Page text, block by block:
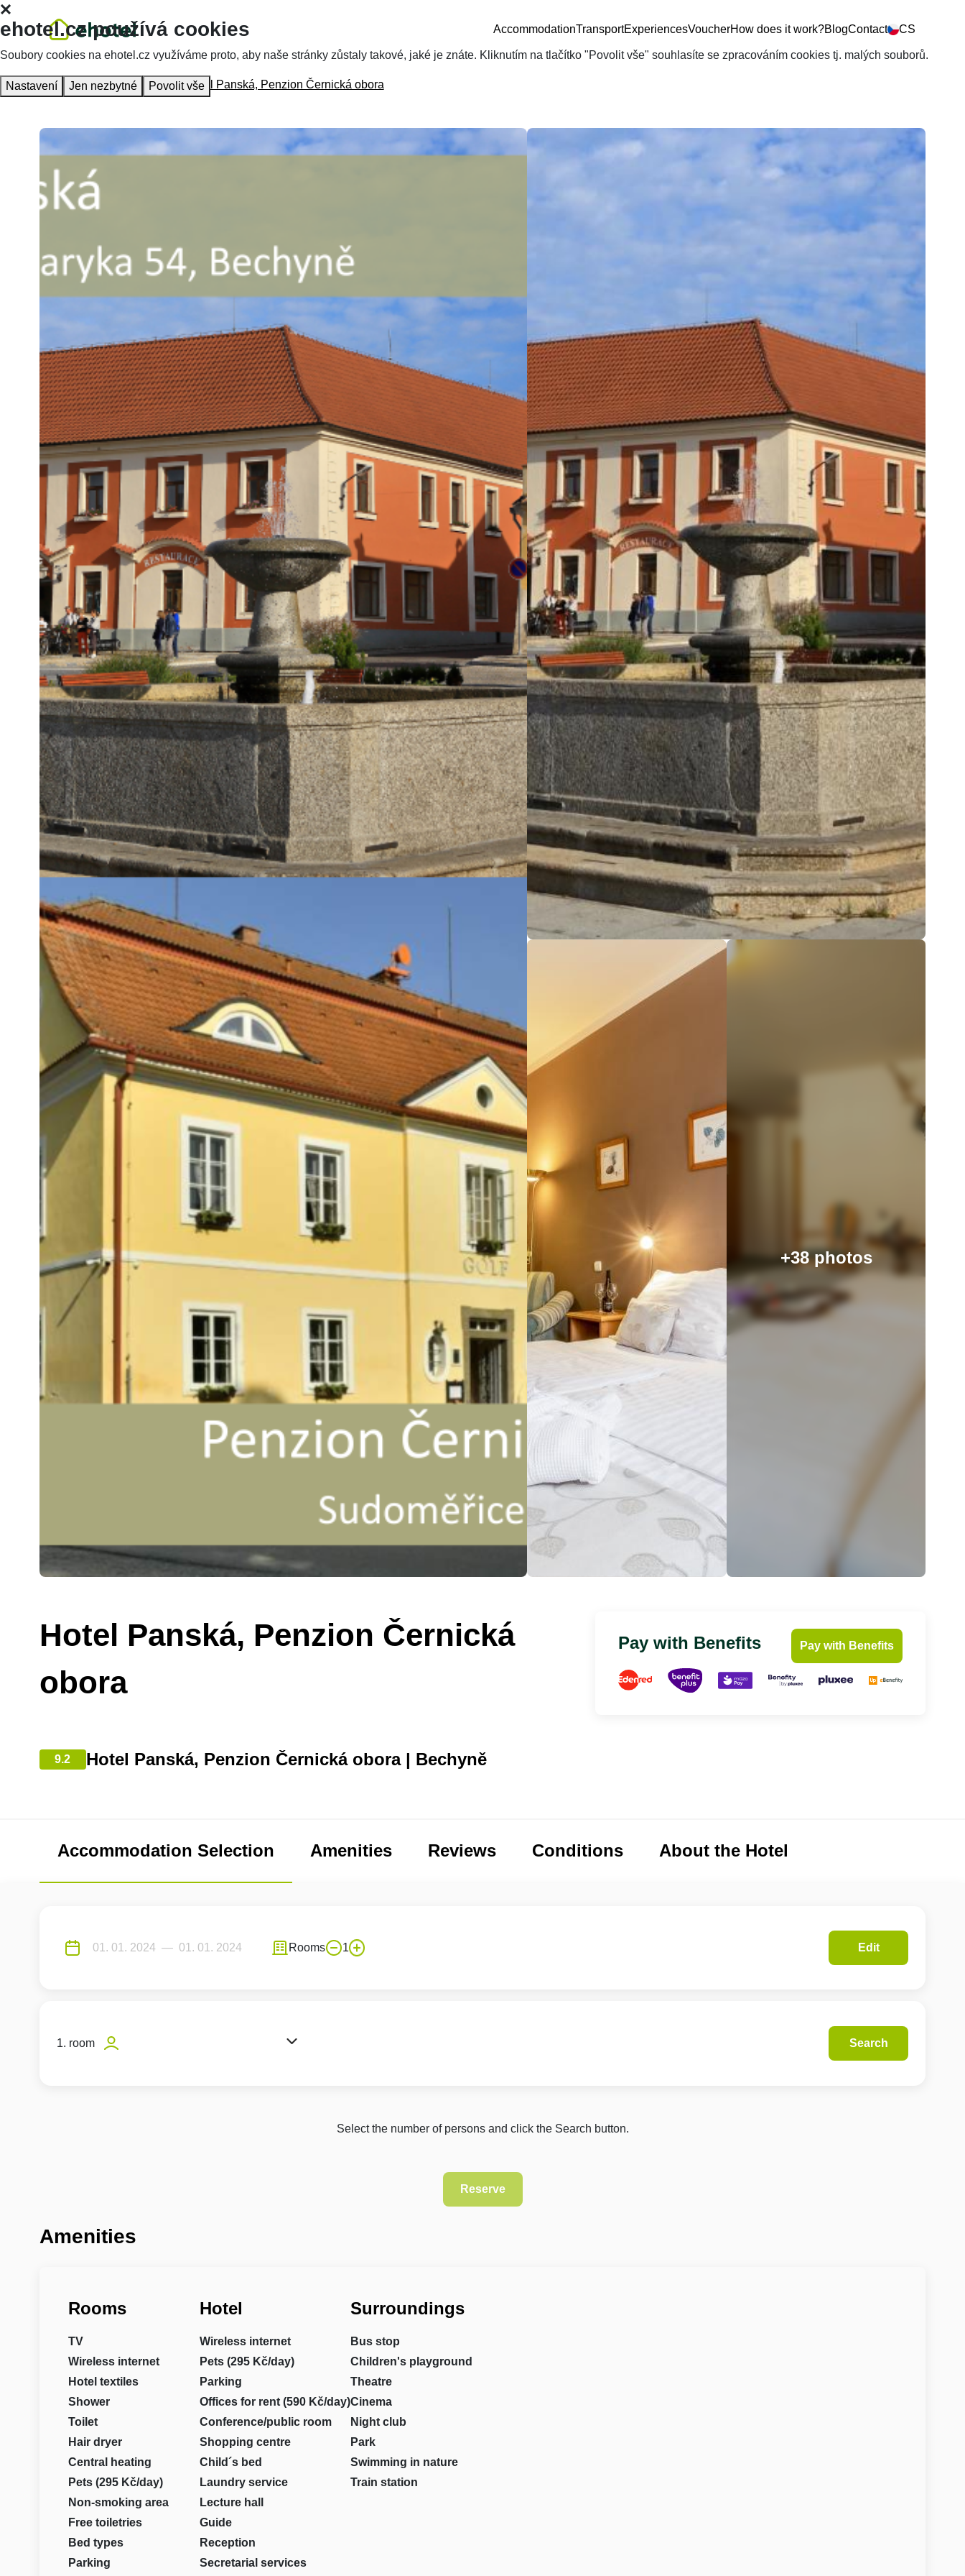
AccommodationTransportExperiencesVoucherHow does it work?BlogContact CS
Homepage Accommodation Hotel Panská, Penzion Černická obora
+38 photos
Hotel Panská, Penzion Černická
obora
9.2 Hotel Panská, Penzion Černická obora | Bechyně
Pay with Benefits Pay with Benefits
Accommodation Selection Amenities Reviews Conditions About the Hotel
Rooms 1 Edit
1. room Search
Select the number of persons and click the Search button.
Amenities
Rooms
TV
Wireless internet
Hotel textiles
Shower
Toilet
Hair dryer
Central heating
Pets (295 Kč/day)
Non-smoking area
Free toiletries
Bed types
Parking
Hotel
Wireless internet
Pets (295 Kč/day)
Parking
Offices for rent (590 Kč/day)
Conference/public room
Shopping centre
Child´s bed
Laundry service
Lecture hall
Guide
Reception
Secretarial services
Surroundings
Bus stop
Children's playground
Theatre
Cinema
Night club
Park
Swimming in nature
Train station
ehotel.cz používá cookies
Soubory cookies na ehotel.cz využíváme proto, aby naše stránky zůstaly takové, jaké je znáte. Kliknutím na tlačítko "Povolit vše" souhlasíte se zpracováním cookies tj. malých souborů.
Nastavení Jen nezbytné Povolit vše